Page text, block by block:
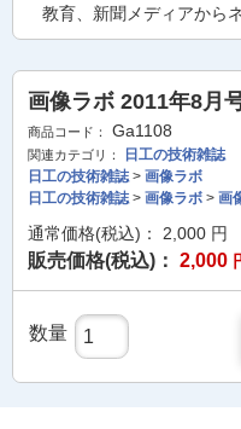
教育、新聞メディアから
画像ラボ 2011年8月
商品コード： Ga1108
関連カテゴリ：
日工の技術雑誌
日工の技術雑誌> 画像ラボ
日工の技術雑誌> 画像ラボ > 画
通常価格(税込)： 2,000 円
販売価格(税込)： 2,000
数量